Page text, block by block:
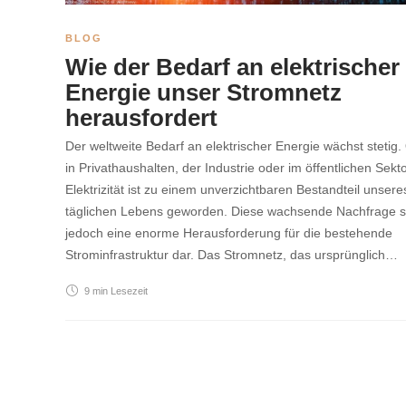
BLOG
Wie der Bedarf an elektrischer
Energie unser Stromnetz
herausfordert
Der weltweite Bedarf an elektrischer Energie wächst stetig.
in Privathaushalten, der Industrie oder im öffentlichen
Elektrizität ist zu einem unverzichtbaren Bestandteil
täglichen Lebens geworden. Diese wachsende Nachfrage
jedoch eine enorme Herausforderung für die bestehende
Strominfrastruktur dar. Das Stromnetz, das ursprünglich…
9 min Lesezeit